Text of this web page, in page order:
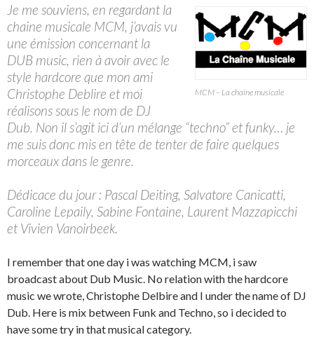
MCM – La chaine musicale
Je me souviens, en regardant la
chaine musicale MCM, j’avais vu
une émission concernant la
DUB music, rien à avoir avec le
style hardcore que mon ami
Christophe Deblire et moi
réalisons sous le nom de DJ
Dub. Non il s’agit ici d’un mélange “techno” et funky… je
me suis donc mis en tête de tenter de faire quelques
morceaux dans le genre.
Dédicace du jour : Pascal Deiting, Salvatore Canicatti,
Caroline Lepaily, Sabine Fontaine, Laurent Mazzapicchi
et Vivien Vanoirbeek.
I remember that one day i was watching MCM, i saw
broadcast about Dub Music. No relation with the hardcore
music we wrote, Christophe Delbire and I under the name of DJ
Dub. Here is mix between Funk and Techno, so i decided to
have some try in that musical category.